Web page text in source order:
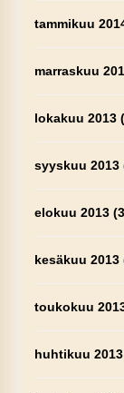
tammikuu
marraskuu
lokakuu 2013
syyskuu 2013
elokuu 2013
kesäkuu 2013
toukokuu
huhtikuu 2013